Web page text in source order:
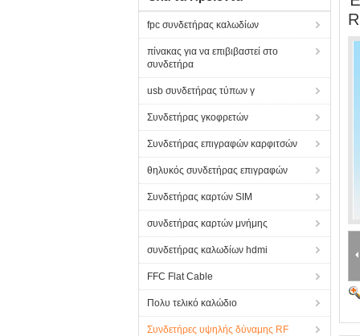
fpc συνδετήρας καλωδίων
πίνακας για να επιβιβαστεί στο
συνδετήρα
usb συνδετήρας τύπων γ
Συνδετήρας γκοφρετών
Συνδετήρας επιγραφών καρφιτσών
θηλυκός συνδετήρας επιγραφών
Συνδετήρας καρτών SIM
συνδετήρας καρτών μνήμης
συνδετήρας καλωδίων hdmi
FFC Flat Cable
Πολυ τελικό καλώδιο
Συνδετήρες υψηλής δύναμης RF